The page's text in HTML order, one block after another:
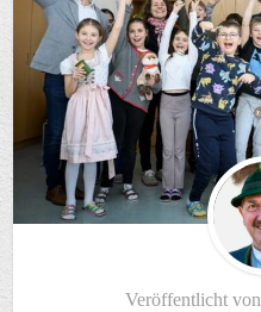
Veröffentlicht von